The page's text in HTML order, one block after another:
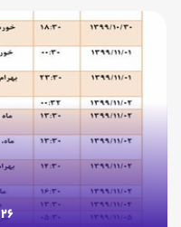
26 بهمن 1399